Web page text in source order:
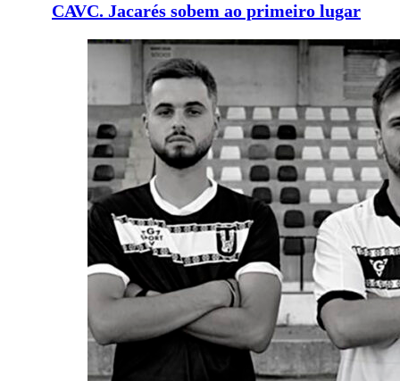
CAVC. Jacarés sobem ao primeiro lugar